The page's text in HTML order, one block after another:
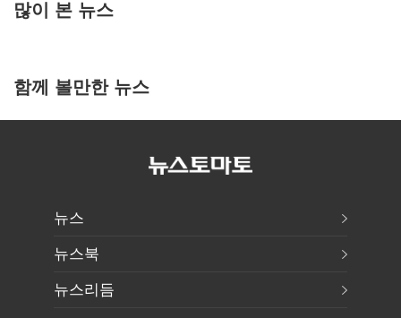
많이 본 뉴스
함께 볼만한 뉴스
뉴스
뉴스북
뉴스리듬